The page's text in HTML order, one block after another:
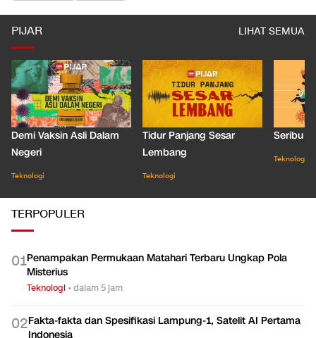
PIJAR LIHAT SEMUA
Demi Vaksin Asli Dalam
Negeri
Teknologi
Tidur Panjang Sesar
Lembang
Teknologi
Seribu
Teknologi
TERPOPULER
01Penampakan Permukaan Matahari Terbaru Ungkap Pola
Misterius
Teknologi •dalam 5 jam
02Fakta-fakta dan Spesifikasi Lampung-1, Satelit AI Pertama
Indonesia